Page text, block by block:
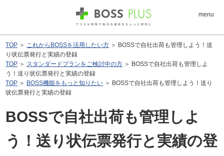
menu
TOP ＞ これからBOSSを活用したい方 ＞ BOSSで自社出荷も管理しよう！送
り状伝票発行と実績の登録
TOP ＞ スタンダードプランをご検討中の方 ＞ BOSSで自社出荷も管理しよ
う！送り状伝票発行と実績の登録
TOP ＞ BOSS機能をもっと知りたい ＞ BOSSで自社出荷も管理しよう！送り
状伝票発行と実績の登録
BOSSで自社出荷も管理しよ
う！送り状伝票発行と実績の登